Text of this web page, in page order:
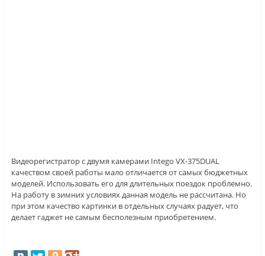
Видеорегистратор с двумя камерами Intego VX-375DUAL
качеством своей работы мало отличается от самых бюджетных
моделей. Использовать его для длительных поездок проблемно.
На работу в зимних условиях данная модель не рассчитана. Но
при этом качество картинки в отдельных случаях радует, что
делает гаджет не самым бесполезным приобретением.